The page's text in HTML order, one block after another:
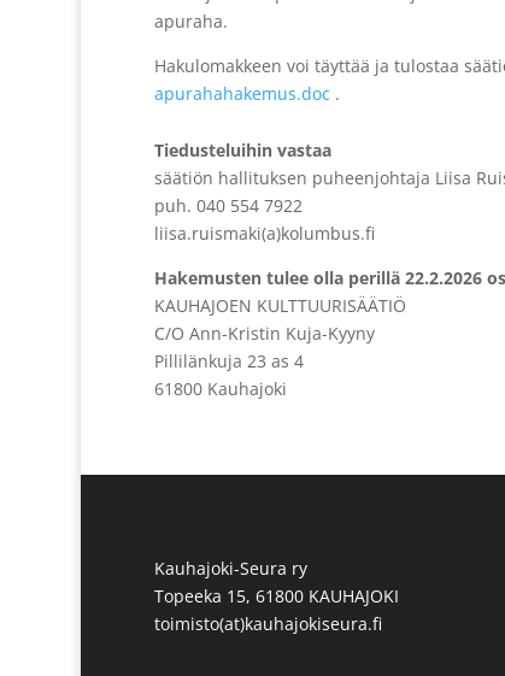
apuraha.
Hakulomakkeen voi täyttää ja tulostaa
apurahahakemus.doc .
Tiedusteluihin vastaa
säätiön hallituksen puheenjohtaja Liisa
puh. 040 554 7922
liisa.ruismaki(a)kolumbus.fi
Hakemusten tulee olla perillä 22.2.2026
KAUHAJOEN KULTTUURISÄÄTIÖ
C/O Ann-Kristin Kuja-Kyyny
Pillilänkuja 23 as 4
61800 Kauhajoki
Kauhajoki-Seura ry
Topeeka 15, 61800 KAUHAJOKI
toimisto(at)kauhajokiseura.fi